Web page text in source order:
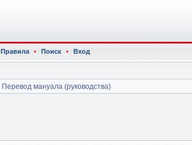
Правила • Поиск • Вход
Перевод мануала (руководства)